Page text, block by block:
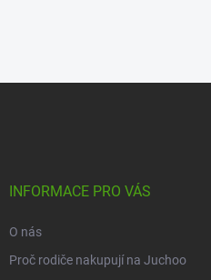
INFORMACE PRO VÁS
O nás
Proč rodiče nakupují na Juchoo